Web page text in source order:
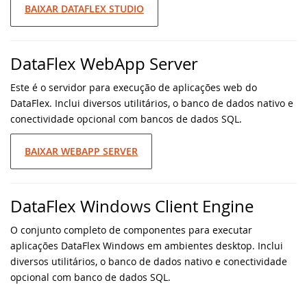
BAIXAR DATAFLEX STUDIO
DataFlex WebApp Server
Este é o servidor para execução de aplicações web do
DataFlex. Inclui diversos utilitários, o banco de dados nativo e
conectividade opcional com bancos de dados SQL.
BAIXAR WEBAPP SERVER
DataFlex Windows Client Engine
O conjunto completo de componentes para executar
aplicações DataFlex Windows em ambientes desktop. Inclui
diversos utilitários, o banco de dados nativo e conectividade
opcional com banco de dados SQL.
DataFlex 2024 foi lançado - baixe agora!
DataFlex Reports 2024 Release Candidate
disponível para teste final - baixe agora!
Nova videoaula: WebForm em aplicações
Nova videoaula: Controles Web em
aplicações Windows usando FlexTron
DataFlex 2024 Release Candidate
disponível para visualização e teste
Frankfurt 2019
Webinar MySQL: Migração Passo a Passo
UK DataFlex Meetup
Synergy 2019
ScanDUC 2018
DALA 20 Anos